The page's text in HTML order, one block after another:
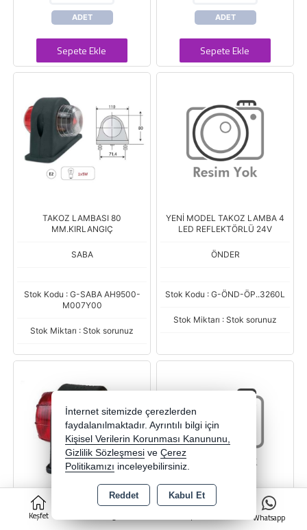
Keşfet
0
Whatsapp
ADET
Sepete Ekle
ADET
Sepete Ekle
TAKOZ LAMBASI 80
MM.KIRLANGIÇ
SABA
Stok Kodu : G-SABA AH9500-
M007Y00
Stok Miktarı : Stok sorunuz
YENİ MODEL TAKOZ LAMBA 4
LED REFLEKTÖRLÜ 24V
ÖNDER
Stok Kodu : G-ÖND-ÖP..3260L
Stok Miktarı : Stok sorunuz
TAKOZ LAMBA
MİNİ TAKOZ LAMBA 12 LEDLİ
KIRMIZI SARI
İnternet sitemizde çerezlerden
faydalanılmaktadır. Ayrıntılı bilgi için
Kişisel Verilerin Korunması Kanununu,
Gizlilik Sözleşmesi ve Çerez
Politikamızı inceleyebilirsiniz.
Reddet Kabul Et